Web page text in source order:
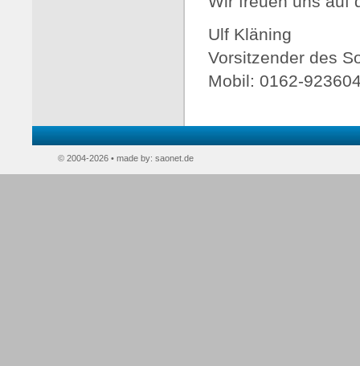
Ulf Kläning
Vorsitzender des
Mobil: 0162-
© 2004-2026 • made by: saonet.de